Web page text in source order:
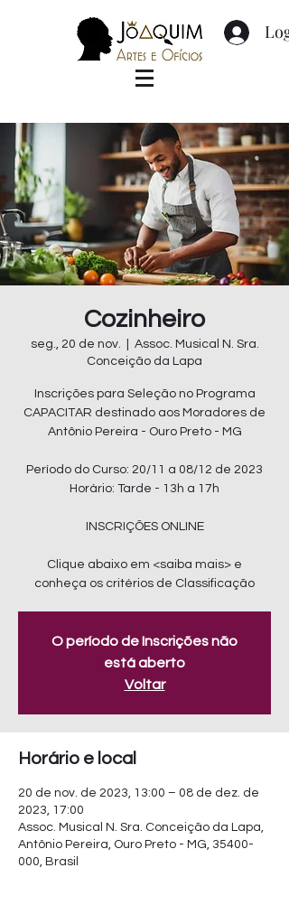
Cozinheiro
seg., 20 de nov.
Assoc. Musical N. Sra.
Conceição da Lapa
Inscrições para Seleção no Programa
CAPACITAR destinado aos Moradores de
Antônio Pereira - Ouro Preto - MG
Período do Curso: 20/11 a 08/12 de 2023
Horário: Tarde - 13h a 17h
INSCRIÇÕES ONLINE
Clique abaixo em <saiba mais> e
conheça os critérios de Classificação
O período de Inscrições não
está aberto
Voltar
Horário e local
20 de nov. de 2023, 13:00 – 08 de dez. de
2023, 17:00
Assoc. Musical N. Sra. Conceição da Lapa,
Antônio Pereira, Ouro Preto - MG, 35400-
000, Brasil